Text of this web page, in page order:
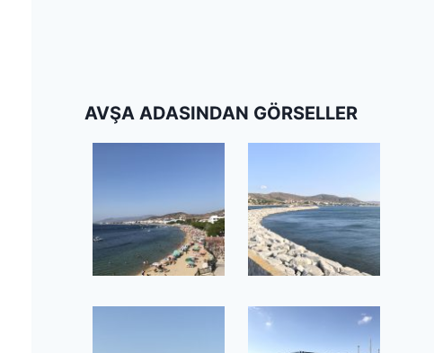
AVŞA ADASINDAN GÖRSELLER